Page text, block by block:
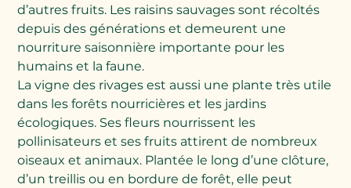
d’autres fruits. Les raisins sauvages sont récoltés
depuis des générations et demeurent une
nourriture saisonnière importante pour les
humains et la faune.
La vigne des rivages est aussi une plante très utile
dans les forêts nourricières et les jardins
écologiques. Ses fleurs nourrissent les
pollinisateurs et ses fruits attirent de nombreux
oiseaux et animaux. Plantée le long d’une clôture,
d’un treillis ou en bordure de forêt, elle peut